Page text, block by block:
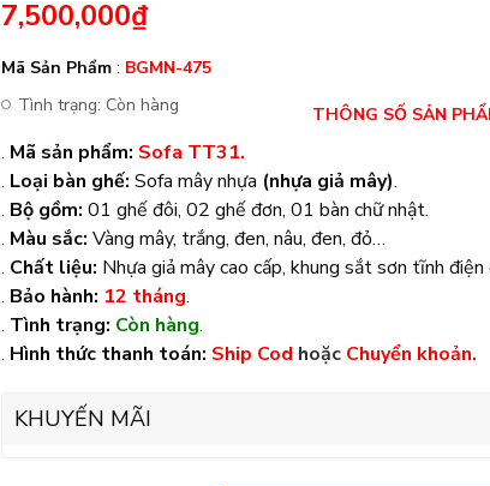
7,500,000₫
Mã Sản Phẩm : BGMN-475
Tình trạng: Còn hàng THÔNG SỐ SẢN
. Mã sản phẩm: Sofa TT31.
. Loại bàn ghế: Sofa mây nhựa (nhựa giả mây).
. Bộ gồm: 01 ghế đôi, 02 ghế đơn, 01 bàn chữ nhật.
. Màu sắc: Vàng mây, trắng, đen, nâu, đen, đỏ…
. Chất liệu: Nhựa giả mây cao cấp, khung sắt sơn tĩnh điện
. Bảo hành: 12 tháng.
. Tình trạng: Còn hàng.
. Hình thức thanh toán: Ship Cod hoặc Chuyển khoản.
KHUYẾN MÃI